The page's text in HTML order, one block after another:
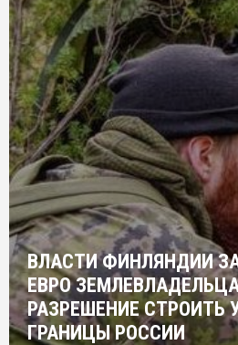
ВЛАСТИ ФИНЛЯНДИИ
ЕВРО
РАЗРЕШЕНИЕ СТРОИТЬ
ГРАНИЦЫ РОССИИ